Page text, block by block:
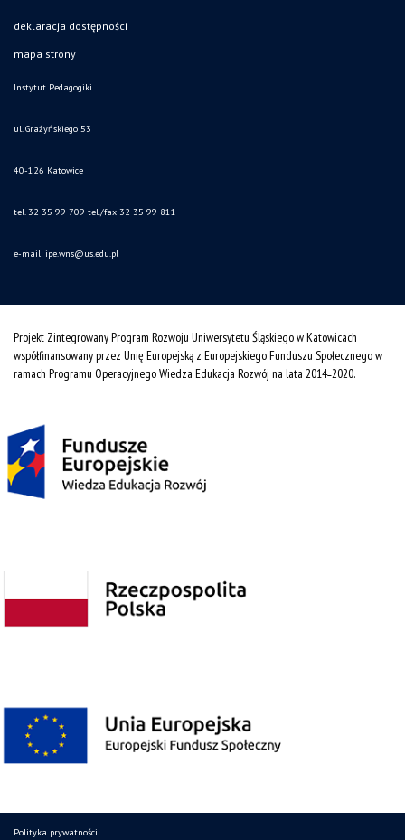
deklaracja dostępności
mapa strony
Instytut Pedagogiki
ul. Grażyńskiego 53
40-126 Katowice
tel. 32 35 99 709 tel./fax 32 35 99 811
e-mail: ipe.wns@us.edu.pl
Projekt Zintegrowany Program Rozwoju Uniwersytetu Śląskiego w Katowicach
współfinansowany przez Unię Europejską z Europejskiego Funduszu Społecznego w
ramach Programu Operacyjnego Wiedza Edukacja Rozwój na lata 2014˗2020.
Polityka prywatności